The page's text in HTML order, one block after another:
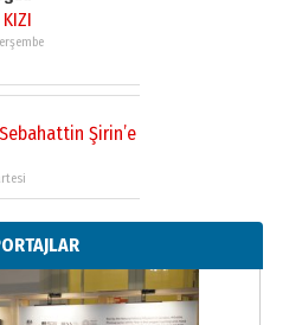
KIZI
Şirin’e
Yeri